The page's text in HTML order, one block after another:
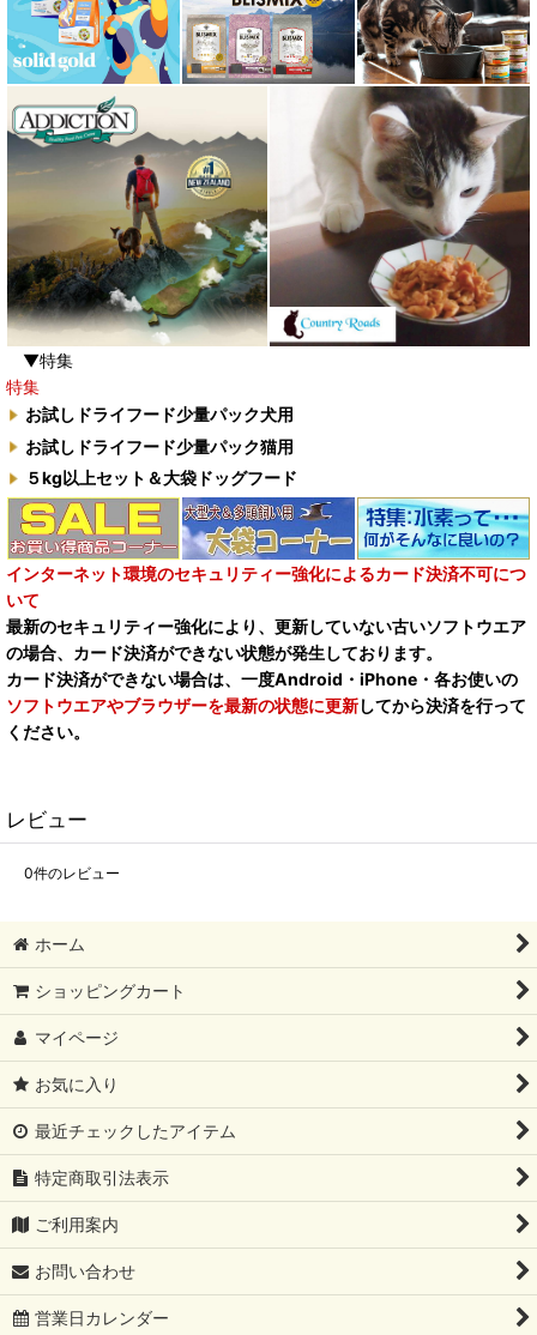
▼特集
特集
お試しドライフード少量パック犬用
お試しドライフード少量パック猫用
５kg以上セット＆大袋ドッグフード
インターネット環境のセキュリティー強化によるカード決済不可につ
いて
最新のセキュリティー強化により、更新していない古いソフトウエア
の場合、カード決済ができない状態が発生しております。
カード決済ができない場合は、一度Android・iPhone・各お使いの
ソフトウエアやブラウザーを最新の状態に更新してから決済を行って
ください。
レビュー
0件のレビュー
ホーム
ショッピングカート
マイページ
お気に入り
最近チェックしたアイテム
特定商取引法表示
ご利用案内
お問い合わせ
営業日カレンダー